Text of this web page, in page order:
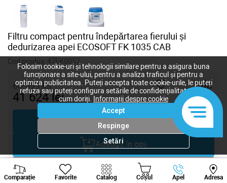
Filtru compact pentru îndepărtarea fierului și
dedurizarea apei ECOSOFT FK 1035 CAB
Cod produs: 47EK0057
66 599lei
41 624lei - +
Cumpără acum
Adaugă în coș
Negociază
Comparație Favorite Catalog Coșul Apel Adresa
Viber Whatsapp
Folosim cookie-uri și tehnologii similare pentru a asigura buna
funcționare a site-ului, pentru a analiza traficul și pentru a
optimiza publicitatea. Puteți accepta toate cookie-urile, le puteți
refuza sau puteți configura setările de confidențialitate după
cum doriți.
Informații despre cookie
Accept
Respinge
Setări